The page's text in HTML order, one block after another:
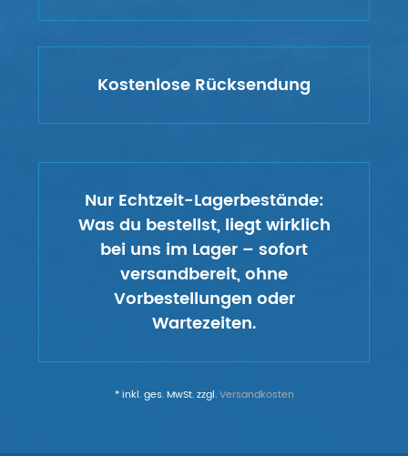
Kostenlose Rücksendung
Nur Echtzeit-Lagerbestände:
Was du bestellst, liegt wirklich
bei uns im Lager – sofort
versandbereit, ohne
Vorbestellungen oder
Wartezeiten.
* inkl. ges. MwSt. zzgl.Versandkosten